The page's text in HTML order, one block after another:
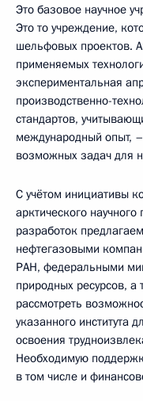
Это базовое научное
Это то учреждение,
шельфовых проектов.
применяемых
экспериментальная
производственно-
стандартов,
международный опыт,
возможных задач для
С учётом инициативы
арктического
разработок
нефтегазовыми
РАН, федеральными
природных ресурсов,
рассмотреть
указанного института
освоения
Необходимую
в том числе и